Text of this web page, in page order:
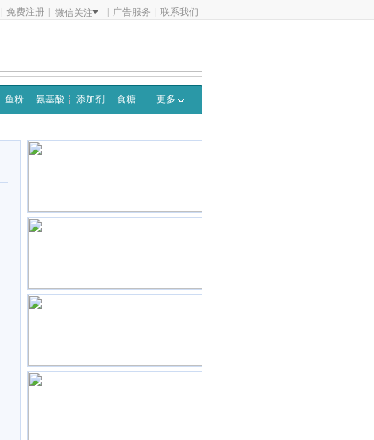
免费注册 微信关注 广告服务 联系我们
鱼粉 氨基酸 添加剂 食糖 更多